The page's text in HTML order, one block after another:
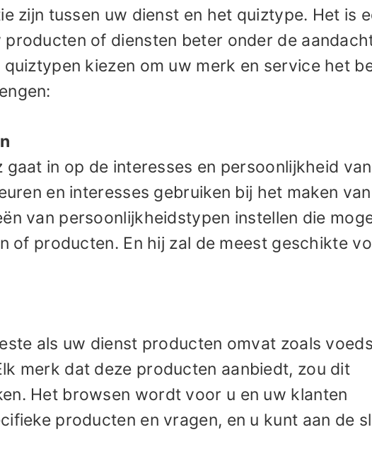
zijn tussen uw dienst en het quiztype. Het is
of diensten beter onder de
kiezen om uw merk en service het
gaat in op de interesses en persoonlijkheid
en interesses gebruiken bij het maken van
van persoonlijkheidstypen instellen die
of producten. En hij zal de meest geschikte
als uw dienst producten omvat zoals
merk dat deze producten aanbiedt, zou dit
Het browsen wordt voor u en uw klanten
producten en vragen, en u kunt aan de